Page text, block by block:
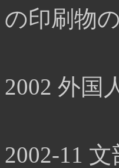
の印刷物
2002 外国
2002-11